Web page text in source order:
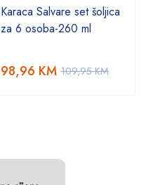
Karaca Salvare set šoljica
za 6 osoba-260 ml
109,95KM
98,96 KM